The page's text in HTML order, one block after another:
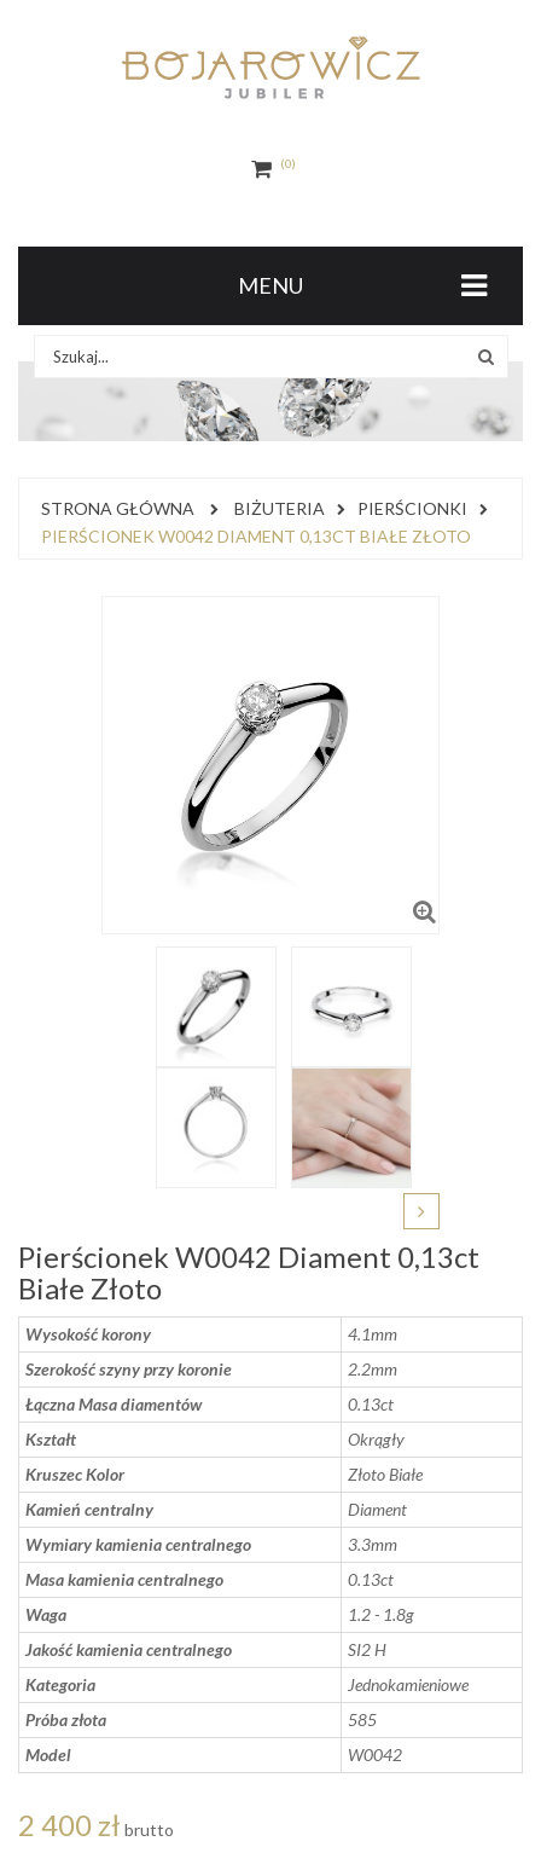
0
MENU
STRONA GŁÓWNA BIŻUTERIA
PIERŚCIONKI
PIERŚCIONEK W0042 DIAMENT 0,13CT BIAŁE ZŁOTO
Pierścionek W0042 Diament 0,13ct
Białe Złoto
Wysokość korony
4.1mm
Szerokość szyny przy koronie
2.2mm
Łączna Masa diamentów
0.13ct
Kształt
Okrągły
Kruszec Kolor
Złoto Białe
Kamień centralny
Diament
Wymiary kamienia centralnego
3.3mm
Masa kamienia centralnego
0.13ct
Waga
1.2 - 1.8g
Jakość kamienia centralnego
SI2 H
Kategoria
Jednokamieniowe
Próba złota
585
Model
W0042
2 400 zł brutto